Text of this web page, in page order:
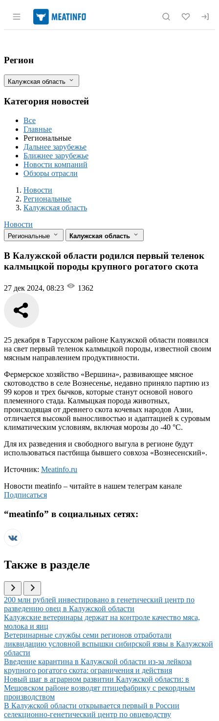
Раздел навигации по сайту
В Калужской области родился первый
Фильтры
Регион
Калужская область
Категория новостей
Все
Главные
Региональные
Дальнее зарубежье
Ближнее зарубежье
Новости компаний
Обзоры отрасли
Новости
Разделы
Новости
Региональные
Калужская область
Новости
Региональные Калужская область
В Калужской области родился первый теленок
калмыцкой породы крупного рогатого скота
27 дек 2024, 08:23 1362
25 декабря в Тарусском районе Калужской области появился
на свет первый теленок калмыцкой породы, известной своим
мясным направлением продуктивности.
Фермерское хозяйство «Вершина», развивающее мясное
скотоводство в селе Вознесенье, недавно приняло партию из
99 коров и трех бычков, которые станут основой нового
племенного стада. Калмыцкая порода животных,
происходящая от древнего скота кочевых народов Азии,
отличается высокой выносливостью и адаптацией к суровым
климатическим условиям, включая морозы до -40 °C.
Для их разведения и свободного выгула в регионе будут
использоваться пастбища бывшего совхоза «Вознесенский».
Источник: Meatinfo.ru
Новости meatinfo – читайте в нашем телеграм канале
Подписаться
“meatinfo” в социальных сетях:
Также в разделе
Иллюстрация новости
200 млн рублей инвестировано в генетический центр по
разведению овец в Калужской области
Иллюстрация новости
Калужские ветеринары держат на контроле качество мяса,
молока и яиц
Иллюстрация новости
Ветеринарные службы семи регионов отработали
ликвидацию условной вспышки сибирской язвы в Калужской
области
Иллюстрация новости
Введение карантина в Калужской области из-за лейкоза
крупного рогатого скота: ограничения и действия
Иллюстрация новости
Новый шаг в аграрном развитии Калужской области: в
Мещовском районе возводят птицефабрику с рекордным
производством
Иллюстрация новости
В Калужской области открывается первый в России
селекционно-генетический центр по овцеводству